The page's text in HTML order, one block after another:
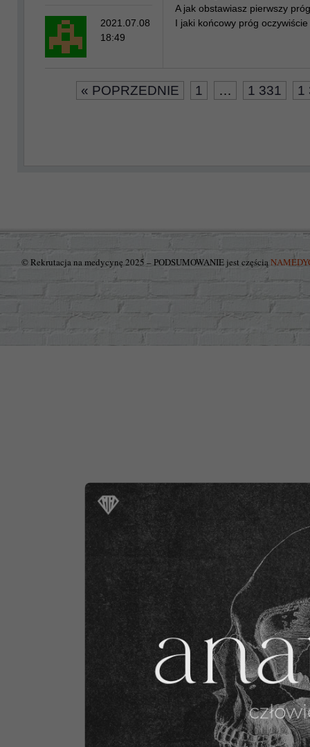
A jak obstawiasz pierwszy
I jaki końcowy próg oczywiście
2021.07.08
18:49
« POPRZEDNIE 1 … 1 331 1
© Rekrutacja na medycynę 2025 – PODSUMOWANIE jest częścią